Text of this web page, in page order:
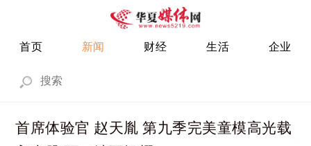
首页 新闻 财经 生活 企业
首席体验官 赵天胤 第九季完美童模高光载